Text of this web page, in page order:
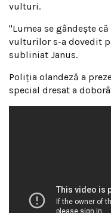
vulturi.
"Lumea se gândeşte
vulturilor s-a dovedit
subliniat Janus.
Poliţia olandeză a
special dresat a